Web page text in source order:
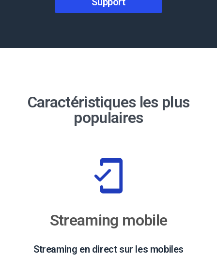
Caractéristiques les plus
populaires
Streaming mobile
Streaming en direct sur les mobiles